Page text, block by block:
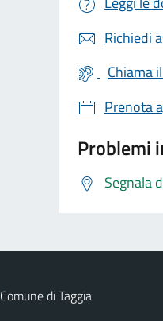
Richiedi
Chiama
Prenota
Problemi
Segnala
Comune di Taggia